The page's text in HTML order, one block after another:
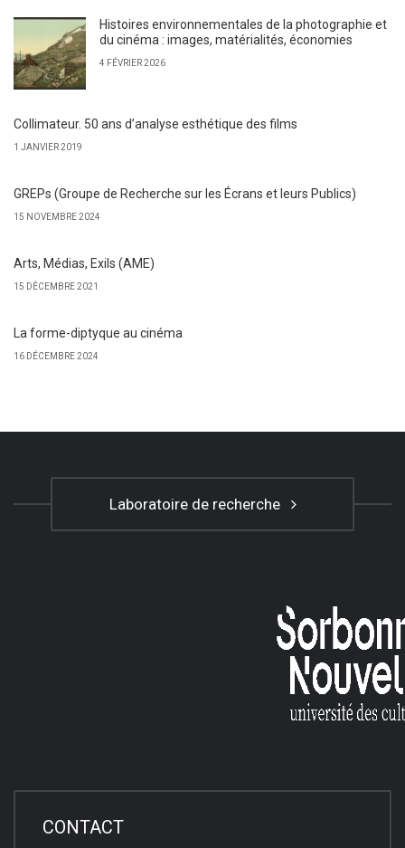
Histoires environnementales de la photographie et
du cinéma : images, matérialités, économies
4 FÉVRIER 2026
Collimateur. 50 ans d’analyse esthétique des films
1 JANVIER 2019
GREPs (Groupe de Recherche sur les Écrans et leurs Publics)
15 NOVEMBRE 2024
Arts, Médias, Exils (AME)
15 DÉCEMBRE 2021
La forme-diptyque au cinéma
16 DÉCEMBRE 2024
Laboratoire de recherche
CONTACT